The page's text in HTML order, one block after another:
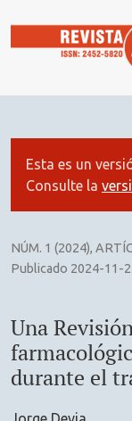
Esta es un
Consulte la
NÚM. 1 (2024),
Una
durante el
Publicado 2024-11-